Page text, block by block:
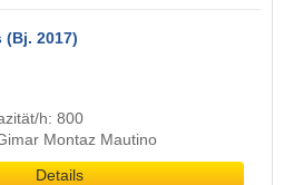
(Bj. 2017)
h: 800
Montaz Mautino
Details